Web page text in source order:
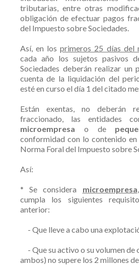
tributarias, entre otras
obligación de efectuar pagos
del Impuesto sobre Sociedades.
Así, en losprimeros 25 días del
cada año los sujetos pasivos
Sociedades deberán realizar un
cuenta de la liquidación del
esté en curso el día 1 del citado
Están exentas, no deberán
fraccionado, las entidades
microempresa o de
conformidad con lo contenido
Norma Foral del Impuesto sobre
Así:
* Se considera microempresa
cumpla los siguientes
anterior:
- Que lleve a cabo una
- Que su activo o su volumen de
ambos) no supere los 2 millones